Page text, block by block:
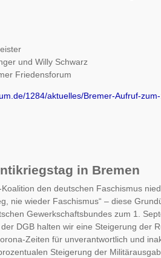
und Willy Schwarz
Friedensforum
1284/aktuelles/Bremer-Aufruf-
in Bremen
den deutschen Faschismus
nie wieder Faschismus“ – diese
Gewerkschaftsbundes zum 1.
DGB halten wir eine Steigerung der
Zeiten für unverantwortlich und
Steigerung der